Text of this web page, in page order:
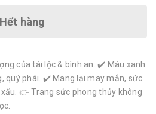
Hết hàng
của tài lộc & bình an. ✔️ Màu xanh
quý phái. ✔️ Mang lại may mắn, sức
👉 Trang sức phong thủy không